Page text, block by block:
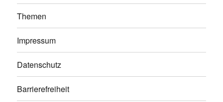
Themen
Impressum
Datenschutz
Barrierefreiheit